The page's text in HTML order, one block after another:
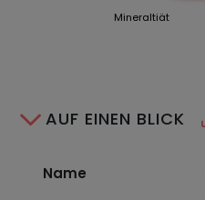
Mineraltiät
AUF EINEN BLICK
Name